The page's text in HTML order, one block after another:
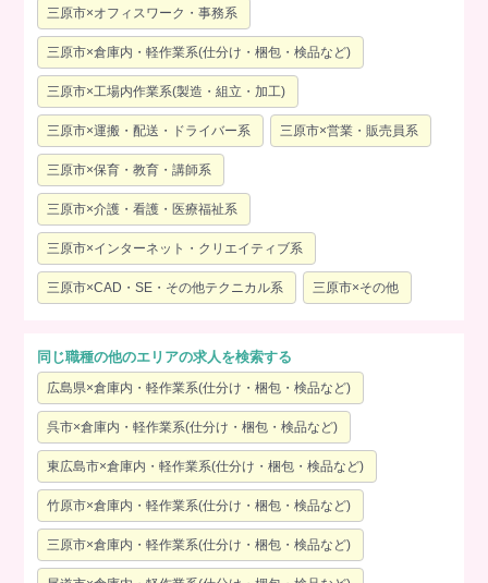
三原市×オフィスワーク・事務系
三原市×倉庫内・軽作業系(仕分け・梱包・検品など)
三原市×工場内作業系(製造・組立・加工)
三原市×運搬・配送・ドライバー系 三原市×営業・販売員系
三原市×保育・教育・講師系
三原市×介護・看護・医療福祉系
三原市×インターネット・クリエイティブ系
三原市×CAD・SE・その他テクニカル系 三原市×その他
同じ職種の他のエリアの求人を検索する
広島県×倉庫内・軽作業系(仕分け・梱包・検品など)
呉市×倉庫内・軽作業系(仕分け・梱包・検品など)
東広島市×倉庫内・軽作業系(仕分け・梱包・検品など)
竹原市×倉庫内・軽作業系(仕分け・梱包・検品など)
三原市×倉庫内・軽作業系(仕分け・梱包・検品など)